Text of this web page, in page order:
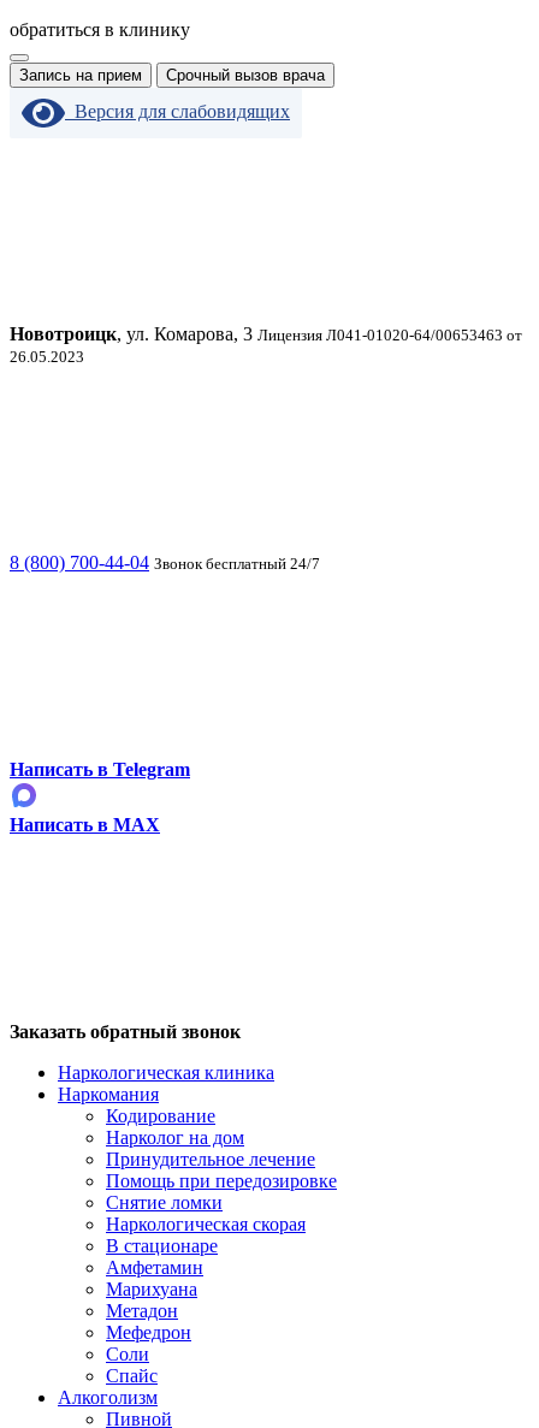
обратиться в клинику
Запись на прием Срочный вызов врача
Версия для слабовидящих
Новотроицк, ул. Комарова, 3 Лицензия Л041-01020-64/00653463 от
26.05.2023
8 (800) 700-44-04 Звонок бесплатный 24/7
Написать в Telegram
Написать в MAX
Заказать обратный звонок
Наркологическая клиника
Наркомания
Кодирование
Нарколог на дом
Принудительное лечение
Помощь при передозировке
Снятие ломки
Наркологическая скорая
В стационаре
Амфетамин
Марихуана
Метадон
Мефедрон
Соли
Спайс
Алкоголизм
Пивной